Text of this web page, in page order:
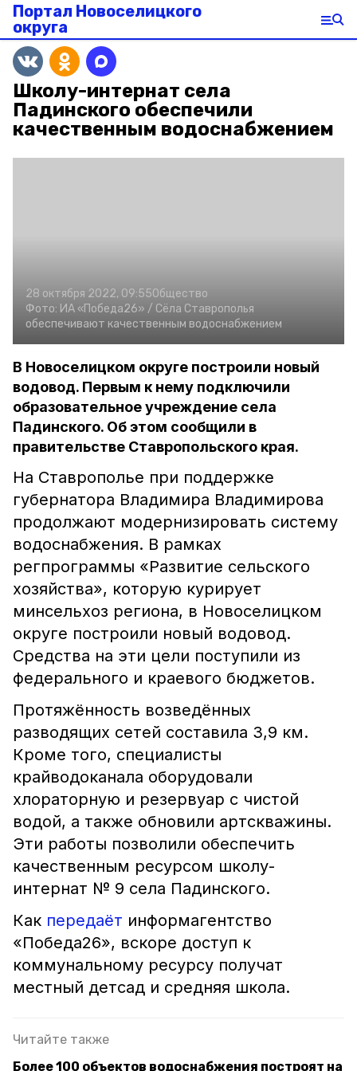
Портал Новоселицкого
округа
Школу-интернат села
Падинского обеспечили
качественным водоснабжением
28 октября 2022, 09:55Общество
Фото: ИА «Победа26» / Сёла Ставрополья
обеспечивают качественным водоснабжением
В Новоселицком округе построили новый
водовод. Первым к нему подключили
образовательное учреждение села
Падинского. Об этом сообщили в
правительстве Ставропольского края.
На Ставрополье при поддержке
губернатора Владимира Владимирова
продолжают модернизировать систему
водоснабжения. В рамках
регпрограммы «Развитие сельского
хозяйства», которую курирует
минсельхоз региона, в Новоселицком
округе построили новый водовод.
Средства на эти цели поступили из
федерального и краевого бюджетов.
Протяжённость возведённых
разводящих сетей составила 3,9 км.
Кроме того, специалисты
крайводоканала оборудовали
хлораторную и резервуар с чистой
водой, а также обновили артскважины.
Эти работы позволили обеспечить
качественным ресурсом школу-
интернат № 9 села Падинского.
Как передаёт информагентство
«Победа26», вскоре доступ к
коммунальному ресурсу получат
местный детсад и средняя школа.
Читайте также
Более 100 объектов водоснабжения построят на